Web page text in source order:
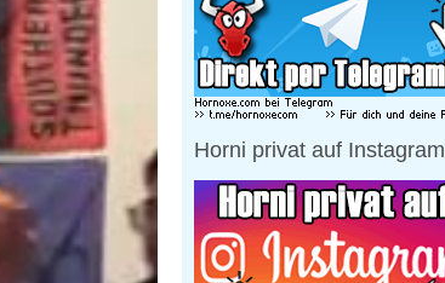
Horni privat auf Instagram